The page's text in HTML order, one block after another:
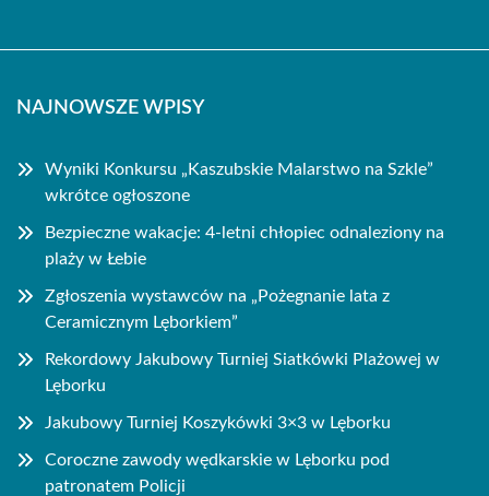
NAJNOWSZE WPISY
Wyniki Konkursu „Kaszubskie Malarstwo na Szkle”
wkrótce ogłoszone
Bezpieczne wakacje: 4-letni chłopiec odnaleziony na
plaży w Łebie
Zgłoszenia wystawców na „Pożegnanie lata z
Ceramicznym Lęborkiem”
Rekordowy Jakubowy Turniej Siatkówki Plażowej w
Lęborku
Jakubowy Turniej Koszykówki 3×3 w Lęborku
Coroczne zawody wędkarskie w Lęborku pod
patronatem Policji